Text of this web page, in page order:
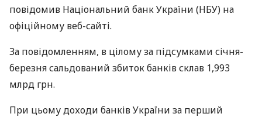
повідомив Національний банк України (НБУ) на
офіційному веб-сайті.
За повідомленням, в цілому за підсумками січня-
березня сальдований збиток банків склав 1,993
млрд грн.
При цьому доходи банків України за перший